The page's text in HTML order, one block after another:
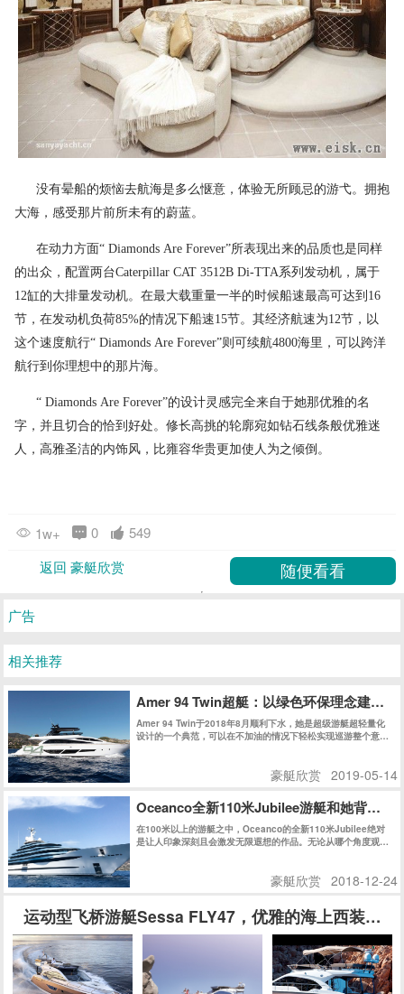
没有晕船的烦恼去航海是多么惬意，体验无所顾忌的游弋。拥抱
大海，感受那片前所未有的蔚蓝。
在动力方面“ Diamonds Are Forever”所表现出来的品质也是同样
的出众，配置两台Caterpillar CAT 3512B Di-TTA系列发动机，属于
12缸的大排量发动机。在最大载重量一半的时候船速最高可达到16
节，在发动机负荷85%的情况下船速15节。其经济航速为12节，以
这个速度航行“ Diamonds Are Forever”则可续航4800海里，可以跨洋
航行到你理想中的那片海。
“ Diamonds Are Forever”的设计灵感完全来自于她那优雅的名
字，并且切合的恰到好处。修长高挑的轮廓宛如钻石线条般优雅迷
人，高雅圣洁的内饰风，比雍容华贵更加使人为之倾倒。
1w+ 0
549
返回 豪艇欣赏
广告
相关推荐
Amer 94 Twin超艇：以绿色环保理念建造的
Amer 94 Twin于2018年8月顺利下水，她是超级游艇超轻量化
设计的一个典范，可以在不加油的情况下轻松实现巡游整个意大
上史无前例的最高分：147分，再次证明了Permare船厂在绿色
豪艇欣赏 2019-05-14
Oceanco全新110米Jubilee游艇和她背后的
在100米以上的游艇之中，Oceanco的全新110米Jubilee绝对
是让人印象深刻且会激发无限遐想的作品。无论从哪个角度观
豪艇欣赏 2018-12-24
运动型飞桥游艇Sessa FLY47，优雅的海上西装暴徒